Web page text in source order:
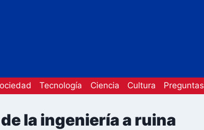
Tecnología Ciencia Cultura Preguntas
la ingeniería a ruina